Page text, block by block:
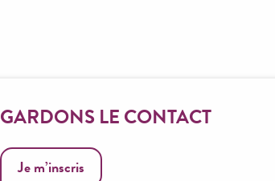
GARDONS LE CONTACT
Je m’inscris